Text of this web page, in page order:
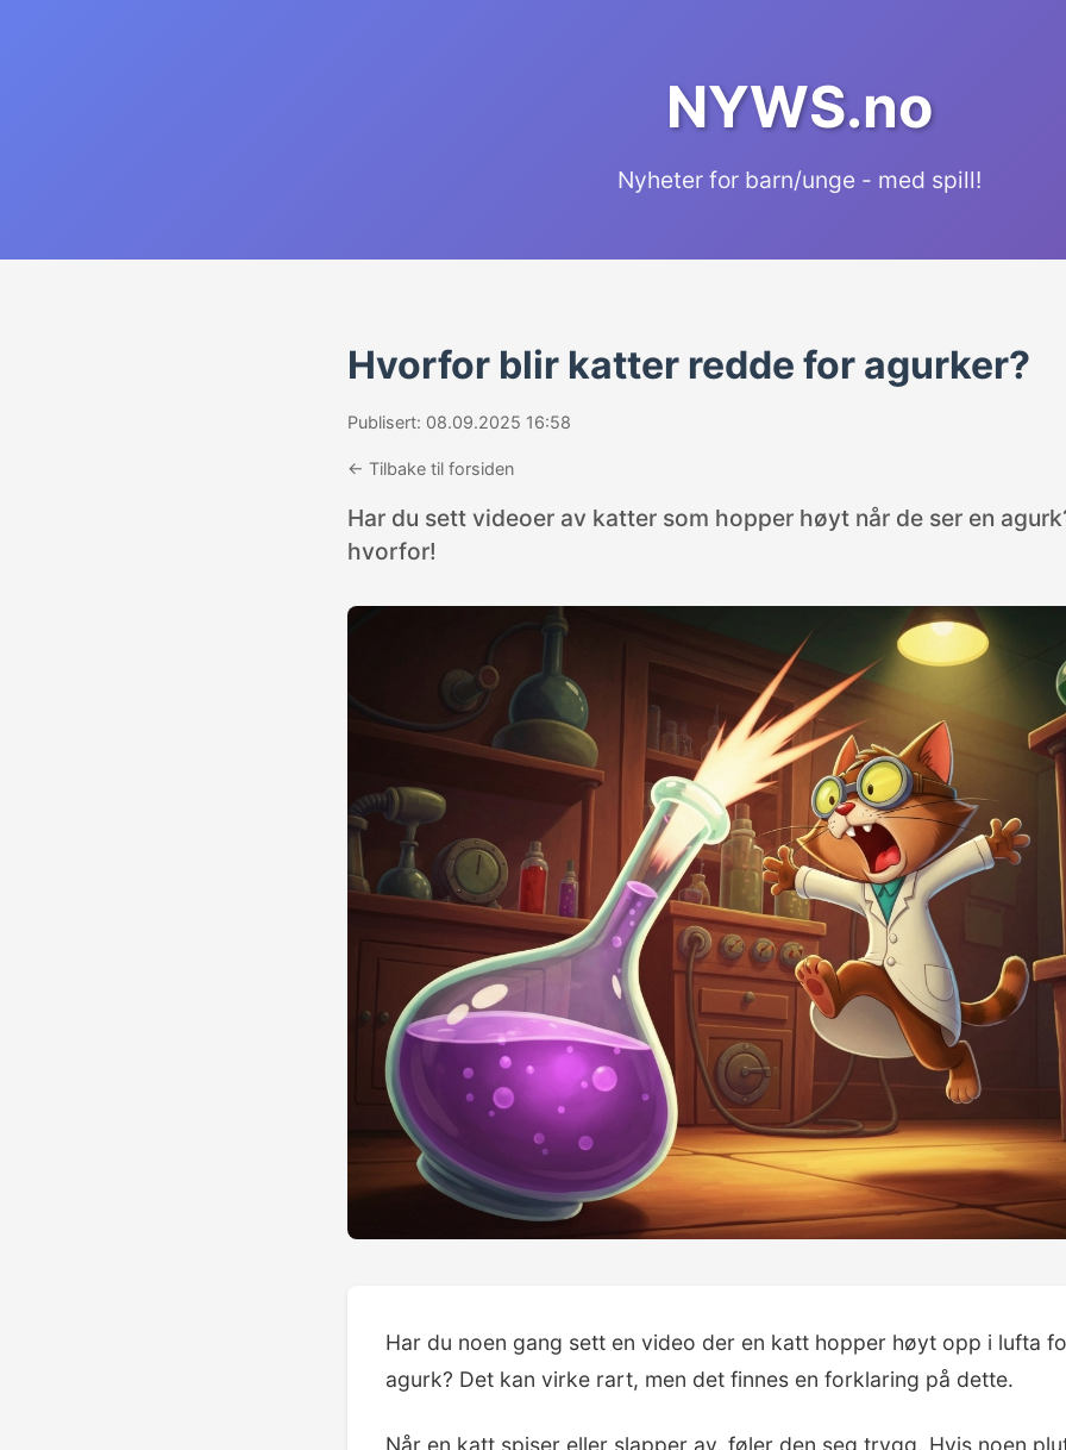
NYWS.no
Nyheter for barn/unge - med spill!
Hvorfor blir katter redde for agurker?
Publisert: 08.09.2025 16:58
← Tilbake til forsiden
Har du sett videoer av katter som hopper høyt når de ser en
hvorfor!
Har du noen gang sett en video der en katt hopper høyt opp i lufta
agurk? Det kan virke rart, men det finnes en forklaring på dette.
Når en katt spiser eller slapper av, føler den seg trygg. Hvis noen